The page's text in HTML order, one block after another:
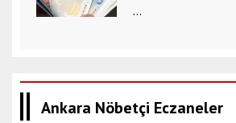
...
Ankara Nöbetçi Eczaneler